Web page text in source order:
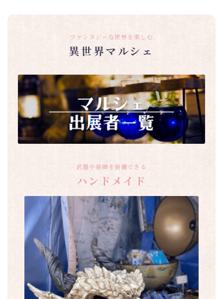
ファンタジーな世界を楽しむ
異世界マルシェ
武器や装飾を装備できる
ハンドメイド